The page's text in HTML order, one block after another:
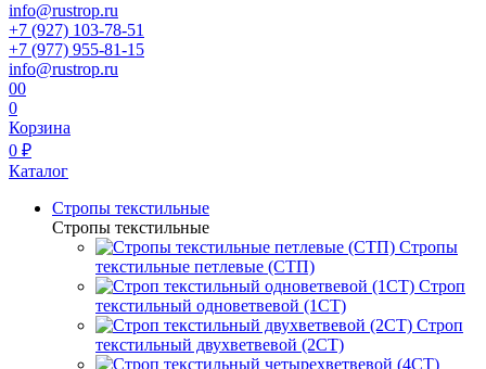
info@rustrop.ru
+7 (927) 103-78-51
+7 (977) 955-81-15
info@rustrop.ru
00
0
Корзина
0 ₽
Каталог
Стропы текстильные
Стропы текстильные
Стропы
текстильные петлевые (СТП)
Строп
текстильный одноветвевой (1СТ)
Строп
текстильный двухветвевой (2СТ)